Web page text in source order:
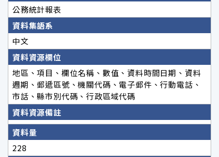
公務統計報表
資料集語系
中文
資料資源欄位
地區、項目、欄位名稱、數值、資料時間日期、資料
週期、郵遞區號、機關代碼、電子郵件、行動電話、
市話、縣市別代碼、行政區域代碼
資料資源備註
資料量
228